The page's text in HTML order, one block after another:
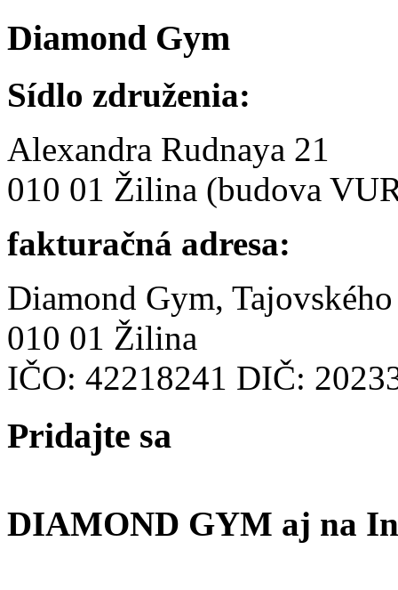
Diamond Gym
Sídlo združenia:
Alexandra Rudnaya 21
010 01 Žilina (budova
fakturačná adresa:
Diamond Gym,
010 01 Žilina
IČO: 42218241 DIČ:
Pridajte sa
DIAMOND GYM aj na